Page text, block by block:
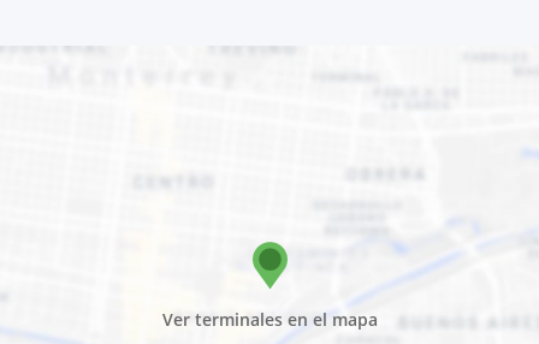
Ver terminales en el mapa